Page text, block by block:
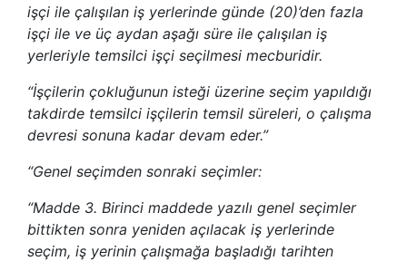
işçi ile çalışılan iş yerlerinde günde (20)’den fazla
işçi ile ve üç aydan aşağı süre ile çalışılan iş
yerleriyle temsilci işçi seçilmesi mecburidir.
“İşçilerin çokluğunun isteği üzerine seçim yapıldığı
takdirde temsilci işçilerin temsil süreleri, o çalışma
devresi sonuna kadar devam eder.”
“Genel seçimden sonraki seçimler:
“Madde 3. Birinci maddede yazılı genel seçimler
bittikten sonra yeniden açılacak iş yerlerinde
seçim, iş yerinin çalışmağa başladığı tarihten